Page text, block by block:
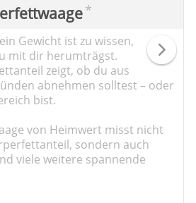
*
Gewicht ist zu wissen,
mit dir herumträgst.
zeigt, ob du aus
abnehmen solltest – oder
bist.
von Heimwert misst nicht
sondern auch
viele weitere spannende